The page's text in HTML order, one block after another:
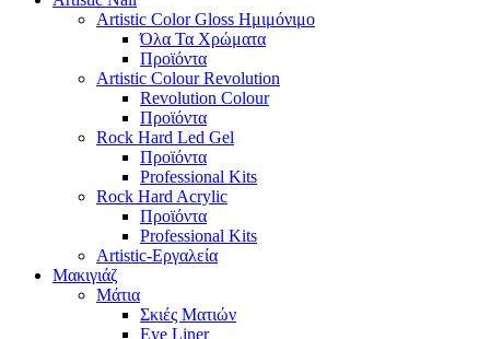
Artistic Color Gloss Ημιμόνιμο
Όλα Τα Χρώματα
Προϊόντα
Artistic Colour Revolution
Revolution Colour
Προϊόντα
Rock Hard Led Gel
Προϊόντα
Professional Kits
Rock Hard Acrylic
Προϊόντα
Professional Kits
Artistic-Εργαλεία
Μακιγιάζ
Μάτια
Σκιές Ματιών
Eye Liner